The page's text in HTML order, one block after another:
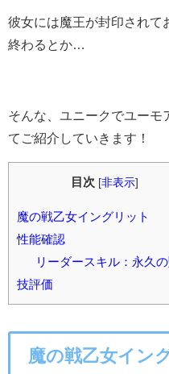
彼女には魔王が封印されて
終わるとか…
そんな、ユニークでユーモ
てご紹介していきます！
目次 [非表示]
魔の戦乙女イングリット
性能確認
リーダースキル：永久
技評価
魔の戦乙女イン